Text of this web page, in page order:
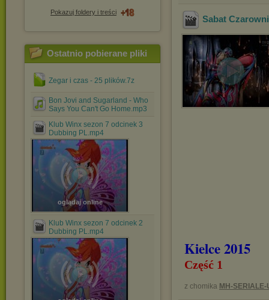
Pokazuj foldery i treści
Ostatnio pobierane pliki
Zegar i czas - 25 plików.7z
Bon Jovi and Sugarland - Who
Says You Can't Go Home.mp3
Klub Winx sezon 7 odcinek 3
Dubbing PL.mp4
oglądaj online
Klub Winx sezon 7 odcinek 2
Dubbing PL.mp4
Sabat
Kielce 2015
Część 1
z chomika MH-SERIALE-